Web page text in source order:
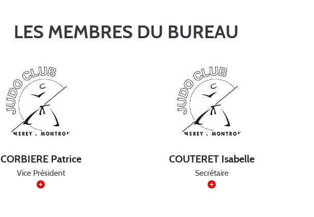
LES MEMBRES DU BUREAU
CORBIERE Patrice
Vice Président
COUTERET Isabelle
Secrétaire